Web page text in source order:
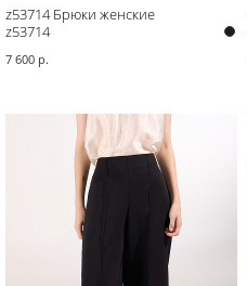
z53714 Брюки женские
z53714
7 600 р.